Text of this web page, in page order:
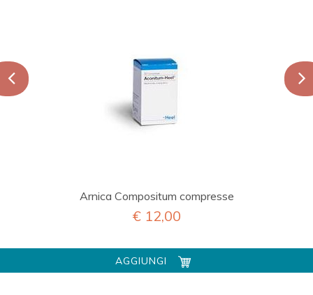
Arnica Compositum compresse
€ 12,00
AGGIUNGI